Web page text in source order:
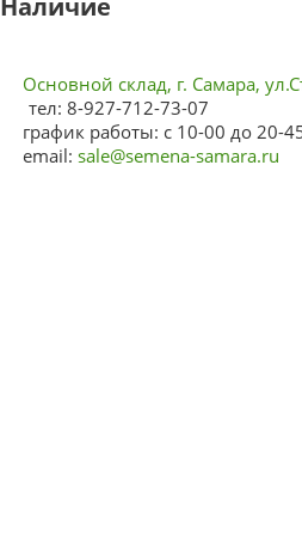
Наличие
Основной склад, г. Самара,
тел: 8-927-712-73-07
график работы: с 10-00 до 20-
email: sale@semena-samara.ru